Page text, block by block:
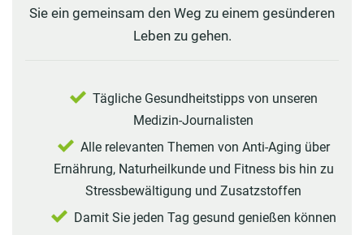
Sie ein gemeinsam den Weg zu einem gesünderen
Leben zu gehen.
Tägliche Gesundheitstipps von unseren
Medizin-Journalisten
Alle relevanten Themen von Anti-Aging über
Ernährung, Naturheilkunde und Fitness bis hin zu
Stressbewältigung und Zusatzstoffen
Damit Sie jeden Tag gesund genießen können